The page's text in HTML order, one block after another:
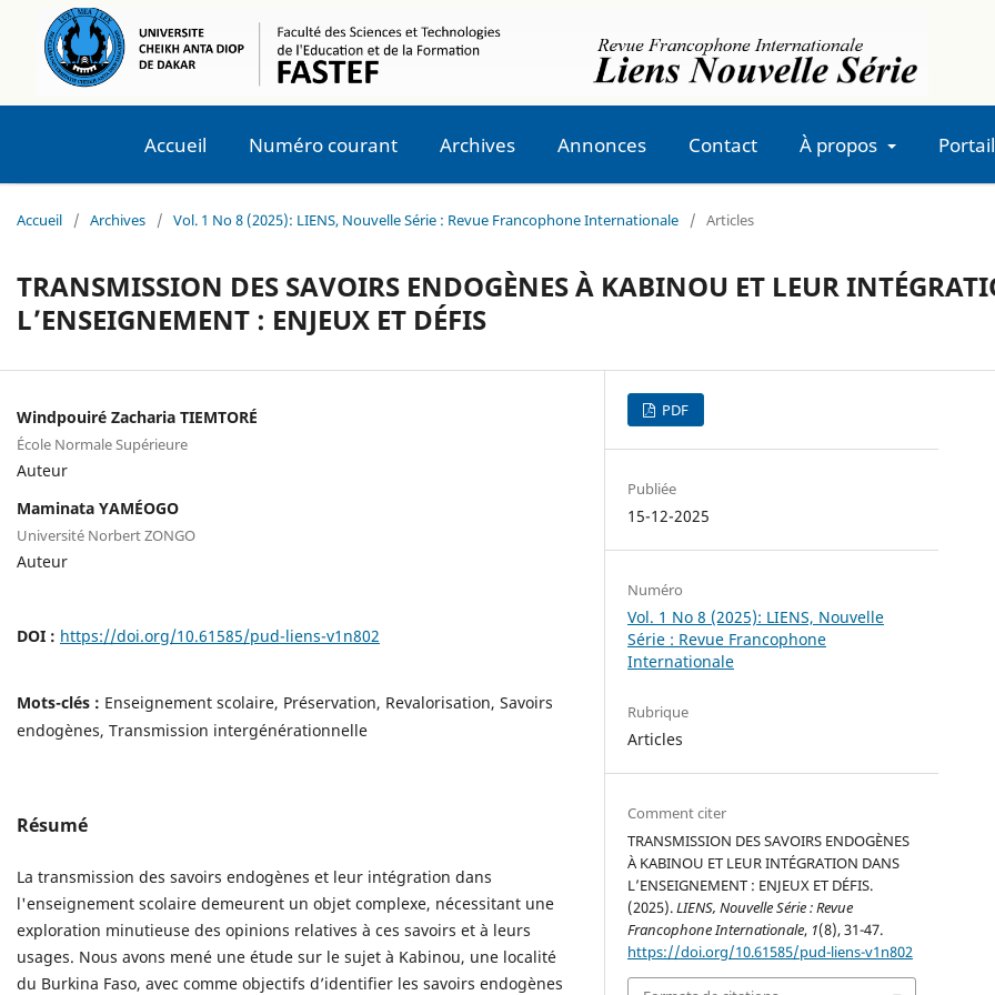
Accueil Numéro courant Archives Annonces Contact À propos
Accueil / Archives / Vol. 1 No 8 (2025): LIENS, Nouvelle Série : Revue Francophone Internationale / Articles
TRANSMISSION DES SAVOIRS ENDOGÈNES À KABINOU ET LEUR
L’ENSEIGNEMENT : ENJEUX ET DÉFIS
Windpouiré Zacharia TIEMTORÉ
École Normale Supérieure
Auteur
Maminata YAMÉOGO
Université Norbert ZONGO
Auteur
DOI : https://doi.org/10.61585/pud-liens-v1n802
Mots-clés : Enseignement scolaire, Préservation, Revalorisation, Savoirs
endogènes, Transmission intergénérationnelle
Résumé
La transmission des savoirs endogènes et leur intégration dans
l'enseignement scolaire demeurent un objet complexe, nécessitant une
exploration minutieuse des opinions relatives à ces savoirs et à leurs
usages. Nous avons mené une étude sur le sujet à Kabinou, une localité
du Burkina Faso, avec comme objectifs d’identifier les savoirs endogènes
PDF
Publiée
15-12-2025
Numéro
Vol. 1 No 8 (2025): LIENS, Nouvelle
Série : Revue Francophone
Internationale
Rubrique
Articles
Comment citer
TRANSMISSION DES SAVOIRS ENDOGÈNES
À KABINOU ET LEUR INTÉGRATION DANS
L’ENSEIGNEMENT : ENJEUX ET DÉFIS.
(2025).LIENS, Nouvelle Série : Revue
Francophone Internationale, 1(8), 31-47.
https://doi.org/10.61585/pud-liens-v1n802